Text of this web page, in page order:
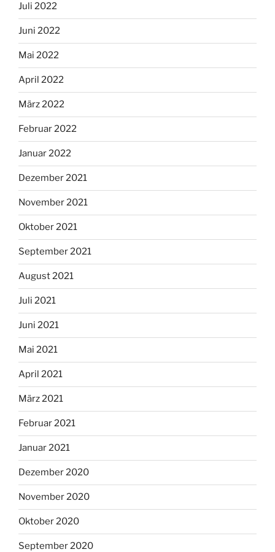
Juli 2022
Juni 2022
Mai 2022
April 2022
März 2022
Februar 2022
Januar 2022
Dezember 2021
November 2021
Oktober 2021
September 2021
August 2021
Juli 2021
Juni 2021
Mai 2021
April 2021
März 2021
Februar 2021
Januar 2021
Dezember 2020
November 2020
Oktober 2020
September 2020